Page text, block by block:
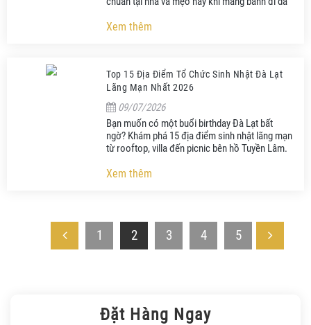
Xem thêm
Top 15 Địa Điểm Tổ Chức Sinh Nhật Đà Lạt
Lãng Mạn Nhất 2026
09/07/2026
Bạn muốn có một buổi birthday Đà Lạt bất
ngờ? Khám phá 15 địa điểm sinh nhật lãng mạn
từ rooftop, villa đến picnic bên hồ Tuyền Lâm.
Xem thêm
1 2 3 4 5
Đặt Hàng Ngay